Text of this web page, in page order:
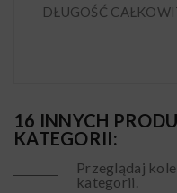
DŁUGOŚĆ
16 INNYCH
KATEGORII:
Przeglądaj
kategorii.